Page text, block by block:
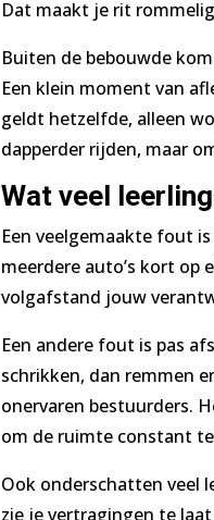
Dat maakt je rit
Buiten de bebouwde
Een klein moment van
geldt hetzelfde, alleen
dapperder rijden, maar
Wat veel
Een veelgemaakte fout
meerdere auto’s kort
volgafstand jouw
Een andere fout is pas
schrikken, dan remmen
onervaren bestuurders.
om de ruimte constant
Ook onderschatten veel
zie je vertragingen te